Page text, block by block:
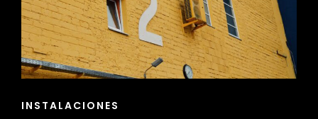
ENLACES
INSTALACIONES